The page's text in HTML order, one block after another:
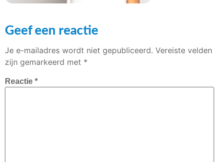
Geef een reactie
Je e-mailadres wordt niet gepubliceerd. Vereiste velden
zijn gemarkeerd met *
Reactie *